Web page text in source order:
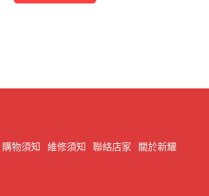
購物須知 維修須知 聯絡店家
關於新耀